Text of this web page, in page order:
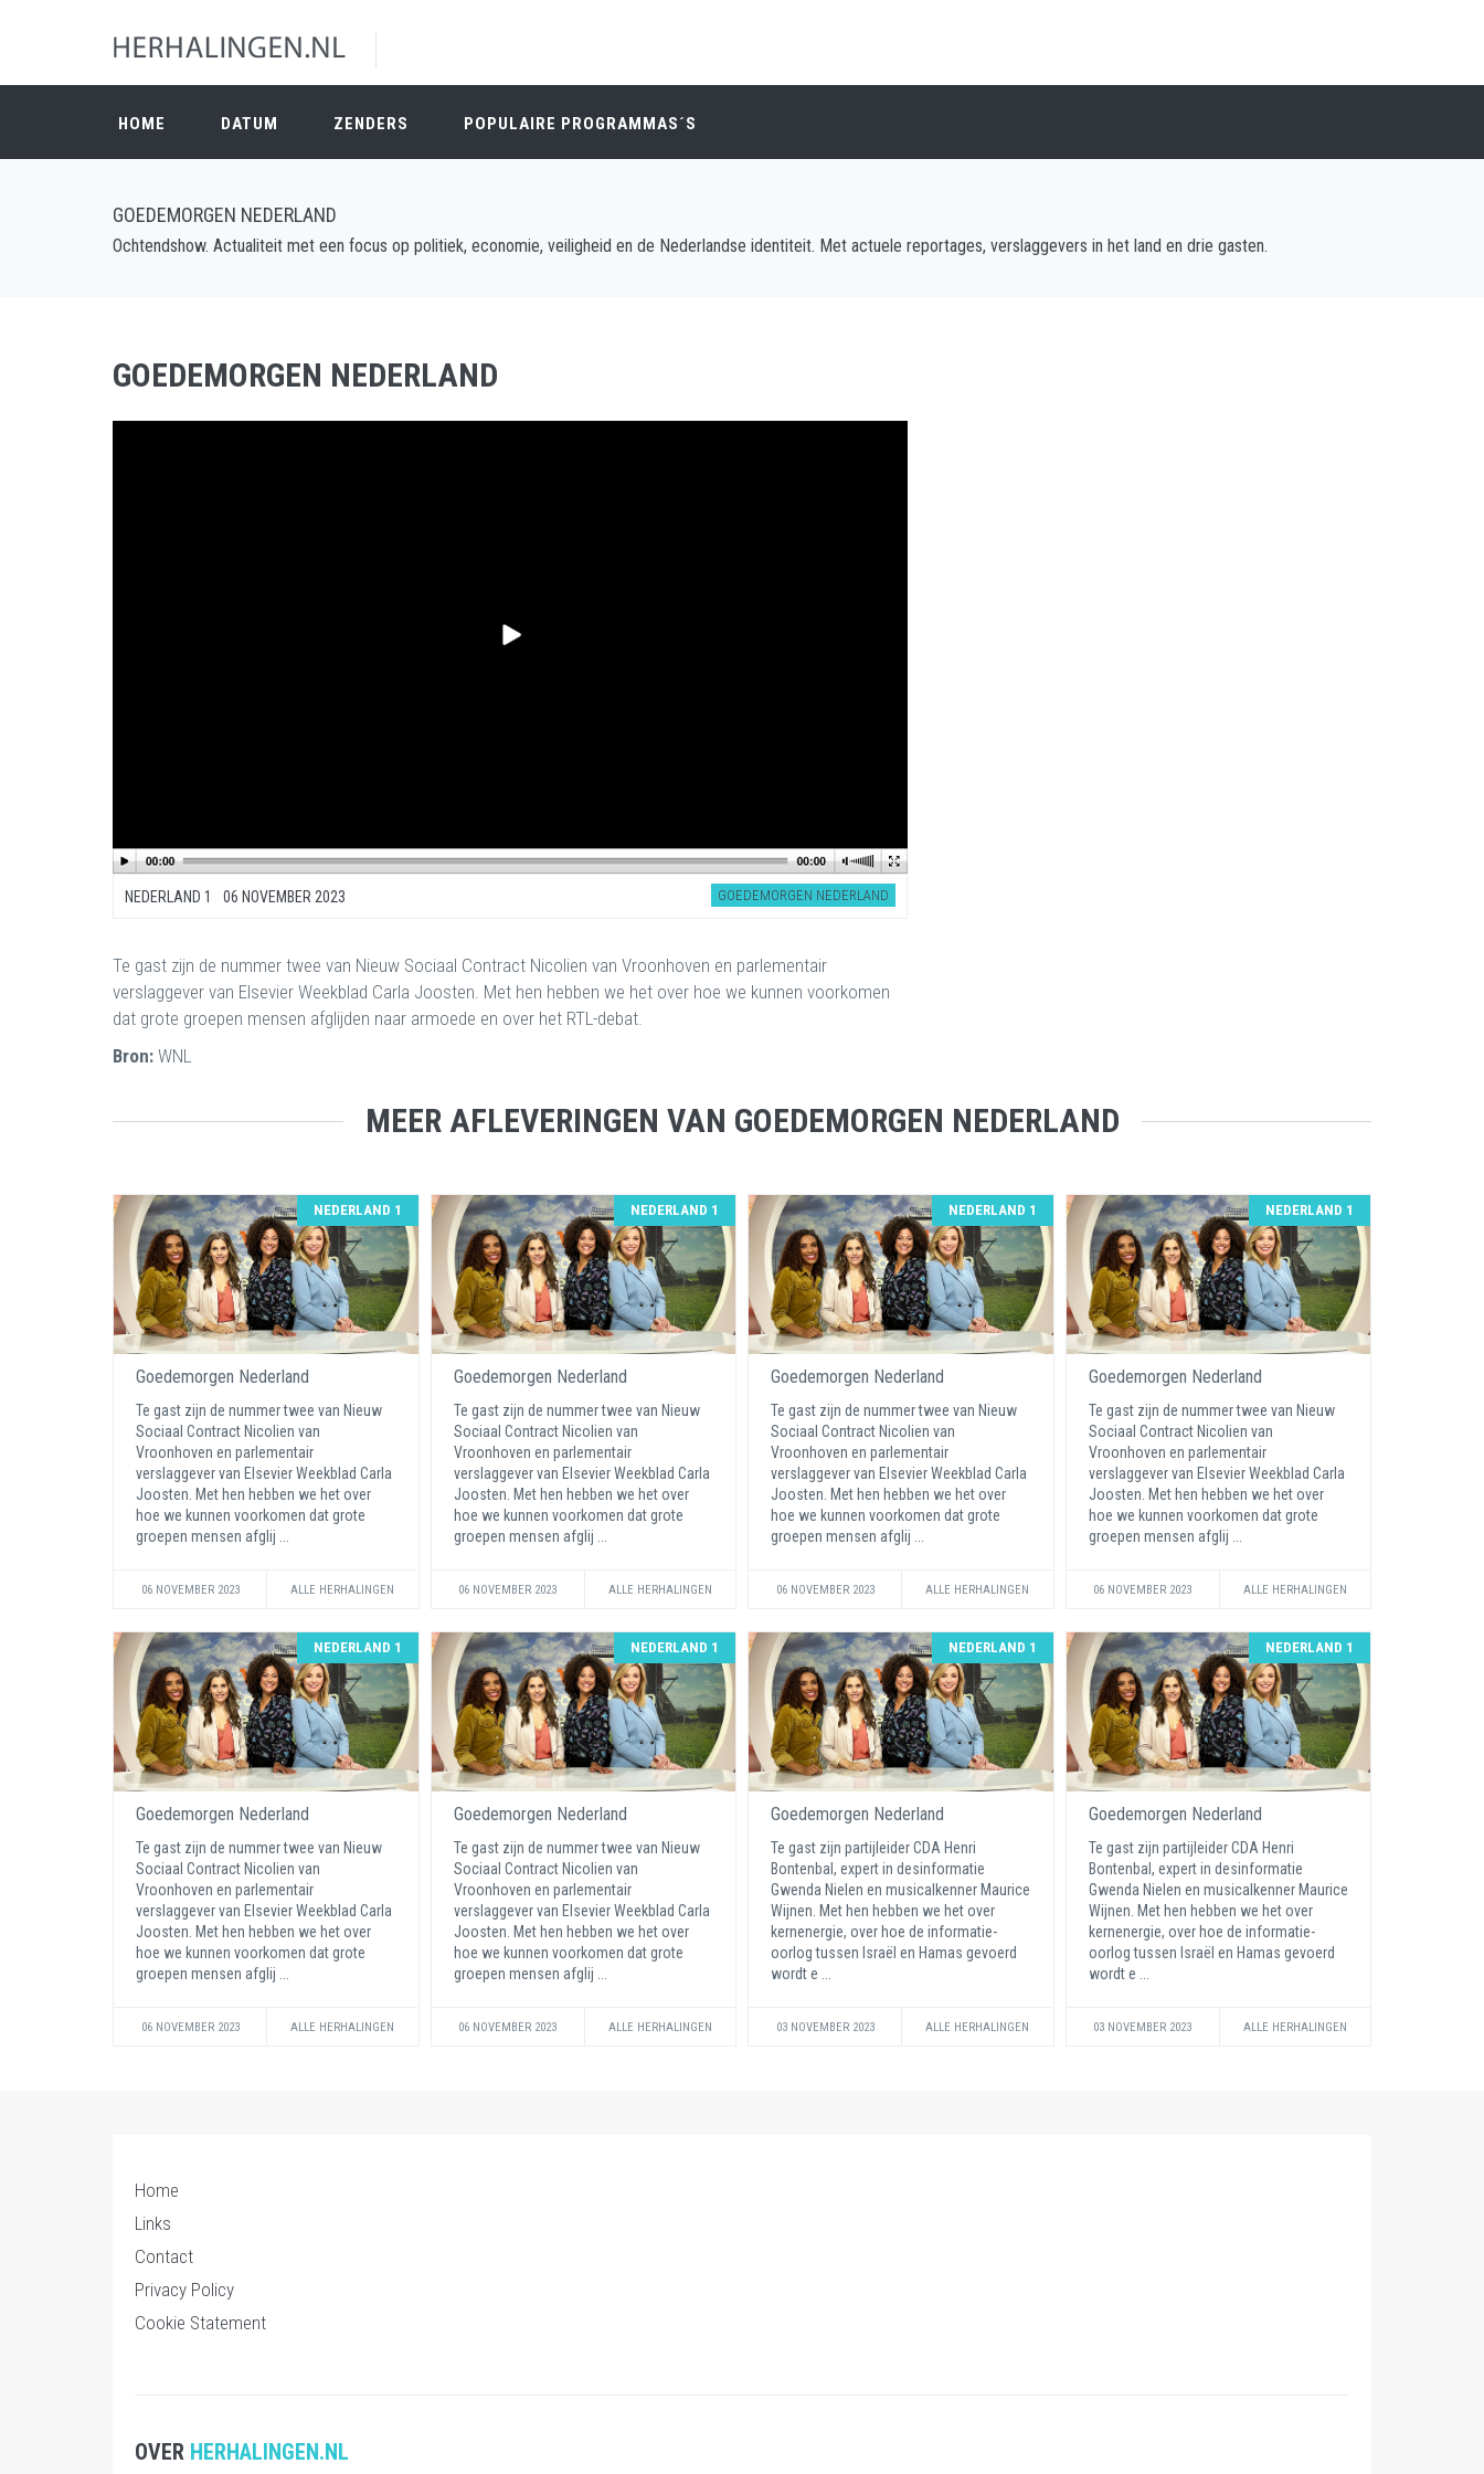
HOME DATUM ZENDERS POPULAIRE PROGRAMMAS´S
GOEDEMORGEN NEDERLAND
Ochtendshow. Actualiteit met een focus op politiek, economie, veiligheid en de Nederlandse identiteit. Met actuele reportages, verslaggevers in het land en drie gasten.
GOEDEMORGEN NEDERLAND
NEDERLAND 1 06 NOVEMBER 2023 GOEDEMORGEN NEDERLAND
Te gast zijn de nummer twee van Nieuw Sociaal Contract Nicolien van Vroonhoven en parlementair
verslaggever van Elsevier Weekblad Carla Joosten. Met hen hebben we het over hoe we kunnen voorkomen
dat grote groepen mensen afglijden naar armoede en over het RTL-debat.
Bron: WNL
MEER AFLEVERINGEN VAN GOEDEMORGEN NEDERLAND
NEDERLAND 1
Goedemorgen Nederland
Te gast zijn de nummer twee van Nieuw
Sociaal Contract Nicolien van
Vroonhoven en parlementair
verslaggever van Elsevier Weekblad Carla
Joosten. Met hen hebben we het over
hoe we kunnen voorkomen dat grote
groepen mensen afglij ...
06 NOVEMBER 2023 ALLE HERHALINGEN
NEDERLAND 1
Goedemorgen Nederland
Te gast zijn de nummer twee van Nieuw
Sociaal Contract Nicolien van
Vroonhoven en parlementair
verslaggever van Elsevier Weekblad Carla
Joosten. Met hen hebben we het over
hoe we kunnen voorkomen dat grote
groepen mensen afglij ...
06 NOVEMBER 2023 ALLE HERHALINGEN
NEDERLAND 1
Goedemorgen Nederland
Te gast zijn de nummer twee van Nieuw
Sociaal Contract Nicolien van
Vroonhoven en parlementair
verslaggever van Elsevier Weekblad Carla
Joosten. Met hen hebben we het over
hoe we kunnen voorkomen dat grote
groepen mensen afglij ...
06 NOVEMBER 2023 ALLE HERHALINGEN
NEDERLAND 1
Goedemorgen Nederland
Te gast zijn de nummer twee van Nieuw
Sociaal Contract Nicolien van
Vroonhoven en parlementair
verslaggever van Elsevier Weekblad Carla
Joosten. Met hen hebben we het over
hoe we kunnen voorkomen dat grote
groepen mensen afglij ...
06 NOVEMBER 2023 ALLE HERHALINGEN
NEDERLAND 1
Goedemorgen Nederland
Te gast zijn de nummer twee van Nieuw
Sociaal Contract Nicolien van
Vroonhoven en parlementair
verslaggever van Elsevier Weekblad Carla
Joosten. Met hen hebben we het over
hoe we kunnen voorkomen dat grote
groepen mensen afglij ...
06 NOVEMBER 2023 ALLE HERHALINGEN
NEDERLAND 1
Goedemorgen Nederland
Te gast zijn de nummer twee van Nieuw
Sociaal Contract Nicolien van
Vroonhoven en parlementair
verslaggever van Elsevier Weekblad Carla
Joosten. Met hen hebben we het over
hoe we kunnen voorkomen dat grote
groepen mensen afglij ...
06 NOVEMBER 2023 ALLE HERHALINGEN
NEDERLAND 1
Goedemorgen Nederland
Te gast zijn partijleider CDA Henri
Bontenbal, expert in desinformatie
Gwenda Nielen en musicalkenner Maurice
Wijnen. Met hen hebben we het over
kernenergie, over hoe de informatie-
oorlog tussen Israël en Hamas gevoerd
wordt e ...
03 NOVEMBER 2023 ALLE HERHALINGEN
NEDERLAND 1
Goedemorgen Nederland
Te gast zijn partijleider CDA Henri
Bontenbal, expert in desinformatie
Gwenda Nielen en musicalkenner Maurice
Wijnen. Met hen hebben we het over
kernenergie, over hoe de informatie-
oorlog tussen Israël en Hamas gevoerd
wordt e ...
03 NOVEMBER 2023 ALLE HERHALINGEN
Home
Links
Contact
Privacy Policy
Cookie Statement
OVER HERHALINGEN.NL